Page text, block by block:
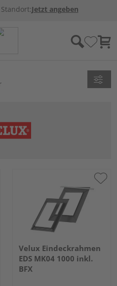
Jetzt angeben
Velux Eindeckrahmen
EDS MK04 1000 inkl.
BFX